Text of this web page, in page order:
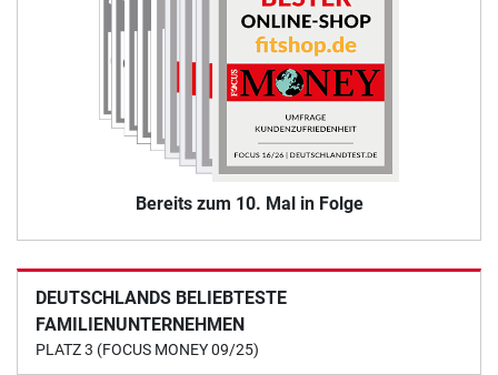
Bereits zum 10. Mal in Folge
DEUTSCHLANDS BELIEBTESTE
FAMILIENUNTERNEHMEN
PLATZ 3 (FOCUS MONEY 09/25)